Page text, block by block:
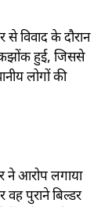
से विवाद के दौरान
हुई, जिससे
लोगों की
ने आरोप लगाया
पुराने बिल्डर